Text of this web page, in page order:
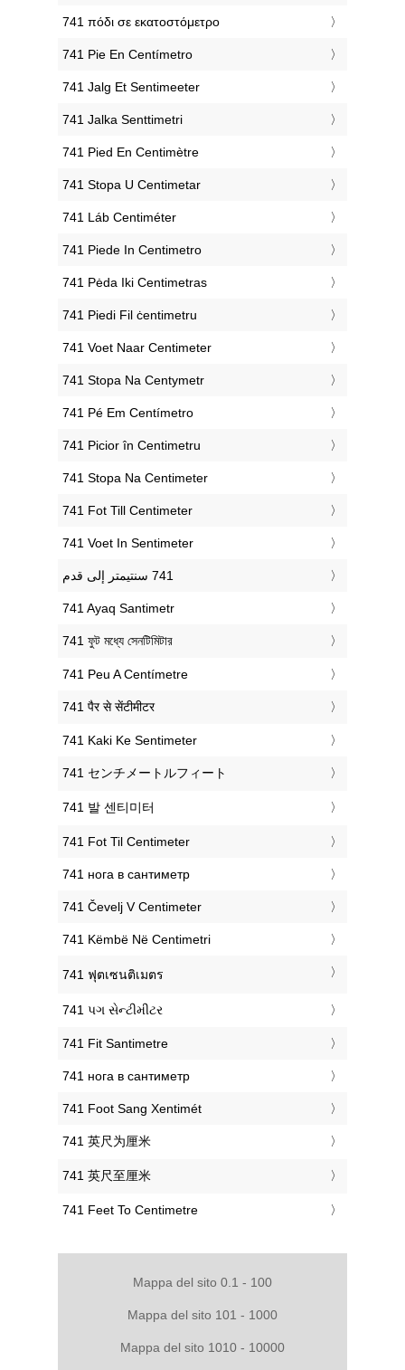
‎741 πόδι σε εκατοστόμετρο
‎741 Pie En Centímetro
‎741 Jalg Et Sentimeeter
‎741 Jalka Senttimetri
‎741 Pied En Centimètre
‎741 Stopa U Centimetar
‎741 Láb Centiméter
‎741 Piede In Centimetro
‎741 Pėda Iki Centimetras
‎741 Piedi Fil ċentimetru
‎741 Voet Naar Centimeter
‎741 Stopa Na Centymetr
‎741 Pé Em Centímetro
‎741 Picior în Centimetru
‎741 Stopa Na Centimeter
‎741 Fot Till Centimeter
‎741 Voet In Sentimeter
‎741 Ayaq Santimetr
‎741 ফুট মধ্যে সেনটিমিটার
‎741 Peu A Centímetre
‎741 पैर से सेंटीमीटर
‎741 Kaki Ke Sentimeter
‎741 センチメートルフィート
‎741 발 센티미터
‎741 Fot Til Centimeter
‎741 нога в сантиметр
‎741 Čevelj V Centimeter
‎741 Këmbë Në Centimetri
‎741 ฟุตเซนติเมตร
‎741 પગ સેન્ટીમીટર
‎741 Fit Santimetre
‎741 нога в сантиметр
‎741 Foot Sang Xentimét
‎741 英尺为厘米
‎741 英尺至厘米
‎741 Feet To Centimetre
Mappa del sito 0.1 - 100
Mappa del sito 101 - 1000
Mappa del sito 1010 - 10000